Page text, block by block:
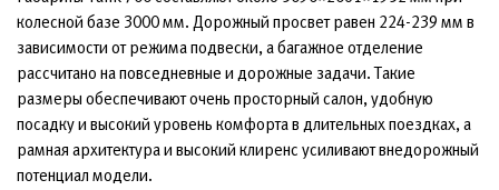
колесной базе 3000 мм. Дорожный просвет равен 224-239 мм в
зависимости от режима подвески, а багажное отделение
рассчитано на повседневные и дорожные задачи. Такие
размеры обеспечивают очень просторный салон, удобную
посадку и высокий уровень комфорта в длительных поездках, а
рамная архитектура и высокий клиренс усиливают внедорожный
потенциал модели.